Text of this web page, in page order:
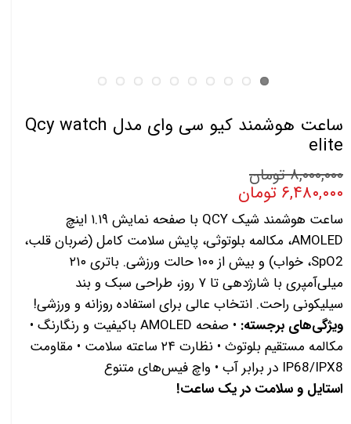
ساعت هوشمند کیو سی وای مدل Qcy watch
elite
۸,۰۰۰,۰۰۰ تومان
۶,۴۸۰,۰۰۰ تومان
ساعت هوشمند شیک QCY با صفحه نمایش ۱.۱۹ اینچ
AMOLED، مکالمه بلوتوثی، پایش سلامت کامل (ضربان قلب،
SpO2، خواب) و بیش از ۱۰۰ حالت ورزشی. باتری ۲۱۰
میلی‌آمپری با شارژدهی تا ۷ روز، طراحی سبک و بند
سیلیکونی راحت. انتخاب عالی برای استفاده روزانه و ورزشی!
ویژگی‌های برجسته:
• صفحه AMOLED باکیفیت و رنگارنگ •
مکالمه مستقیم بلوتوث • نظارت ۲۴ ساعته سلامت • مقاومت
IP68/IPX8 در برابر آب • واچ فیس‌های متنوع
استایل و سلامت در یک ساعت!